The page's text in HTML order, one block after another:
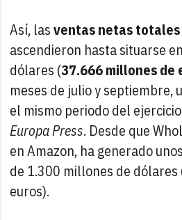
Así, lasventas netas totales
ascendieron hasta situarse
dólares (37.666 millones de
meses de julio y septiembre,
el mismo periodo del
Europa Press. Desde que
en Amazon, ha generado
de 1.300 millones de
euros).